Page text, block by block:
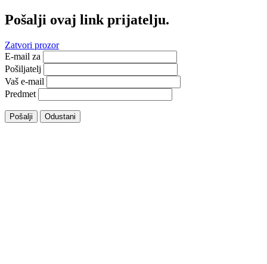
Pošalji ovaj link prijatelju.
Zatvori prozor
E-mail za
Pošiljatelj
Vaš e-mail
Predmet
Pošalji Odustani